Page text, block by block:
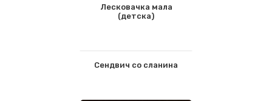
Лесковачка мала
(детска)
Сендвич со сланина